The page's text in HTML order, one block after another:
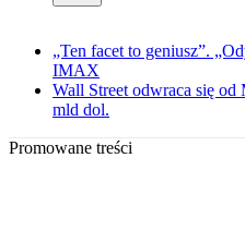
„Ten facet to geniusz”.
IMAX
Wall Street odwraca się od
mld dol.
Promowane treści